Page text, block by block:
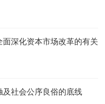
深化资本市场改革的有关
社会公序良俗的底线